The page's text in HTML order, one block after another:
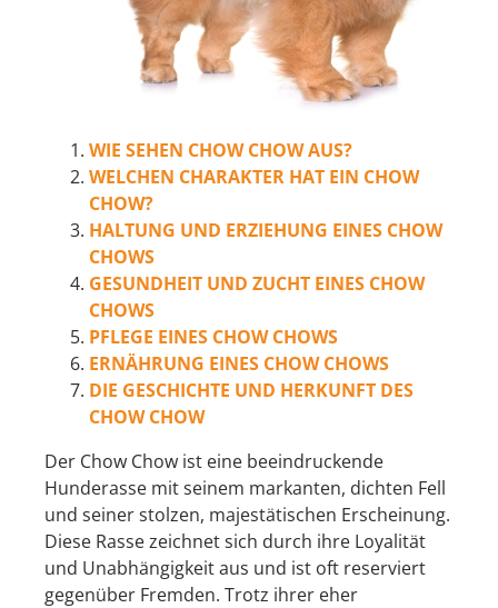
WIE SEHEN CHOW CHOW AUS?
WELCHEN CHARAKTER HAT EIN CHOW
CHOW?
HALTUNG UND ERZIEHUNG EINES CHOW
CHOWS
GESUNDHEIT UND ZUCHT EINES CHOW
CHOWS
PFLEGE EINES CHOW CHOWS
ERNÄHRUNG EINES CHOW CHOWS
DIE GESCHICHTE UND HERKUNFT DES
CHOW CHOW
Der Chow Chow ist eine beeindruckende
Hunderasse mit seinem markanten, dichten Fell
und seiner stolzen, majestätischen Erscheinung.
Diese Rasse zeichnet sich durch ihre Loyalität
und Unabhängigkeit aus und ist oft reserviert
gegenüber Fremden. Trotz ihrer eher